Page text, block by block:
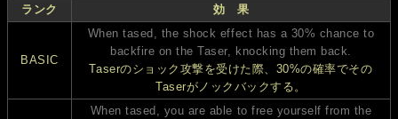
ランク 効 果
BASIC
When tased, the shock effect has a 30% chance to
backfire on the Taser, knocking them back.
Taserのショック攻撃を受けた際、30%の確率でその
Taserがノックバックする。
When tased, you are able to free yourself from the